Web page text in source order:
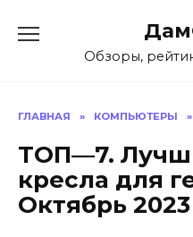
содержаниюОбзоры,
ГЛАВНАЯ » КОМПЬЮТЕРЫ »
ТОП—7.
кресла для
Октябрь